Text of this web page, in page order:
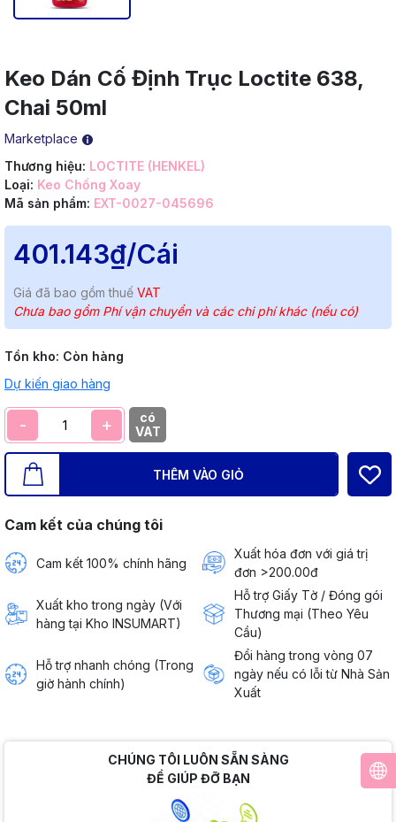
Keo Dán Cố Định Trục Loctite 638,
Chai 50ml
Marketplace
Thương hiệu: LOCTITE (HENKEL)
Loại: Keo Chống Xoay
Mã sản phẩm: EXT-0027-045696
401.143₫/Cái
Giá đã bao gồm thuế VAT
Chưa bao gồm Phí vận chuyển và các chi phí khác (nếu có)
Tồn kho: Còn hàng
Dự kiến giao hàng
- +
có
VAT
THÊM VÀO GIỎ
Cam kết của chúng tôi
Cam kết 100% chính hãng
Xuất hóa đơn với giá trị
đơn >200.00đ
Xuất kho trong ngày (Với
hàng tại Kho INSUMART)
Hỗ trợ Giấy Tờ / Đóng gói
Thương mại (Theo Yêu
Cầu)
Hỗ trợ nhanh chóng (Trong
giờ hành chính)
Đổi hàng trong vòng 07
ngày nếu có lỗi từ Nhà Sản
Xuất
CHÚNG TÔI LUÔN SẴN SÀNG
ĐỂ GIÚP ĐỠ BẠN